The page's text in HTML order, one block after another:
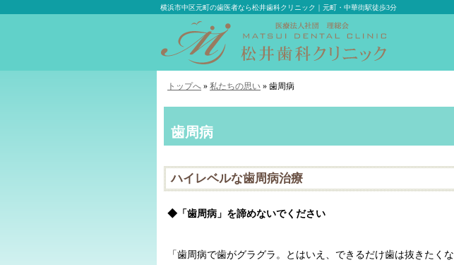
歯周病
横浜市中区元町の歯医者なら松井歯科クリニック｜元町・中華街駅徒歩3分
トップへ » 私たちの思い » 歯周病
ハイレベルな歯周病治療
◆「歯周病」を諦めないでください
「歯周病で歯がグラグラ。とはいえ、できるだけ歯は抜きたくな